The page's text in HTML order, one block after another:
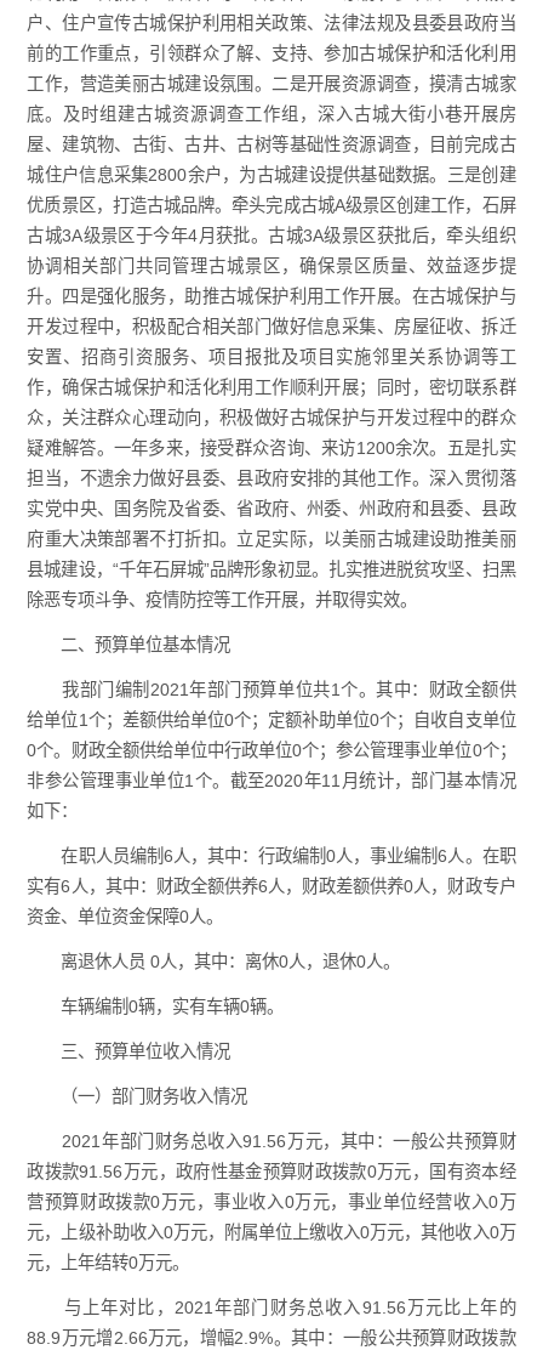
户、住户宣传古城保护利用相关政策、法律法规及县委县政府当
前的工作重点，引领群众了解、支持、参加古城保护和活化利用
工作，营造美丽古城建设氛围。二是开展资源调查，摸清古城家
底。及时组建古城资源调查工作组，深入古城大街小巷开展房
屋、建筑物、古街、古井、古树等基础性资源调查，目前完成古
城住户信息采集2800余户，为古城建设提供基础数据。三是创建
优质景区，打造古城品牌。牵头完成古城A级景区创建工作，石屏
古城3A级景区于今年4月获批。古城3A级景区获批后，牵头组织
协调相关部门共同管理古城景区，确保景区质量、效益逐步提
升。四是强化服务，助推古城保护利用工作开展。在古城保护与
开发过程中，积极配合相关部门做好信息采集、房屋征收、拆迁
安置、招商引资服务、项目报批及项目实施邻里关系协调等工
作，确保古城保护和活化利用工作顺利开展；同时，密切联系群
众，关注群众心理动向，积极做好古城保护与开发过程中的群众
疑难解答。一年多来，接受群众咨询、来访1200余次。五是扎实
担当，不遗余力做好县委、县政府安排的其他工作。深入贯彻落
实党中央、国务院及省委、省政府、州委、州政府和县委、县政
府重大决策部署不打折扣。立足实际，以美丽古城建设助推美丽
县城建设，“千年石屏城”品牌形象初显。扎实推进脱贫攻坚、扫黑
除恶专项斗争、疫情防控等工作开展，并取得实效。
二、预算单位基本情况
我部门编制2021年部门预算单位共1个。其中：财政全额供
给单位1个；差额供给单位0个；定额补助单位0个；自收自支单位
0个。财政全额供给单位中行政单位0个；参公管理事业单位0个；
非参公管理事业单位1个。截至2020年11月统计，部门基本情况
如下：
在职人员编制6人，其中：行政编制0人，事业编制6人。在职
实有6人，其中：财政全额供养6人，财政差额供养0人，财政专户
资金、单位资金保障0人。
离退休人员 0人，其中：离休0人，退休0人。
车辆编制0辆，实有车辆0辆。
三、预算单位收入情况
（一）部门财务收入情况
2021年部门财务总收入91.56万元，其中：一般公共预算财
政拨款91.56万元，政府性基金预算财政拨款0万元，国有资本经
营预算财政拨款0万元，事业收入0万元，事业单位经营收入0万
元，上级补助收入0万元，附属单位上缴收入0万元，其他收入0万
元，上年结转0万元。
与上年对比，2021年部门财务总收入91.56万元比上年的
88.9万元增2.66万元，增幅2.9%。其中：一般公共预算财政拨款